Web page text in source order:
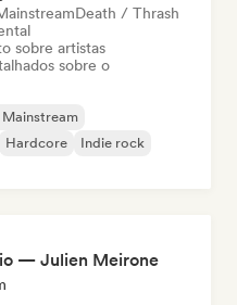
Death / Thrash
sobre artistas
sobre o
Hardcore
Indie rock
— Julien Meirone